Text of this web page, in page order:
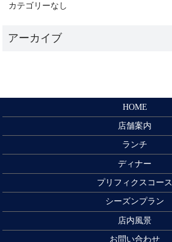
カテゴリーなし
HOME
店舗案内
ランチ
ディナー
プリフィクスコース
シーズンプラン
店内風景
お問い合わせ